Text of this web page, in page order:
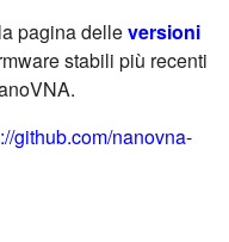
pagina delleversioni
stabili più recenti
github.com/nanovna-